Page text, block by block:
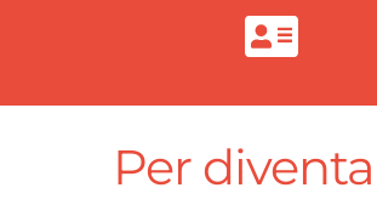
Per